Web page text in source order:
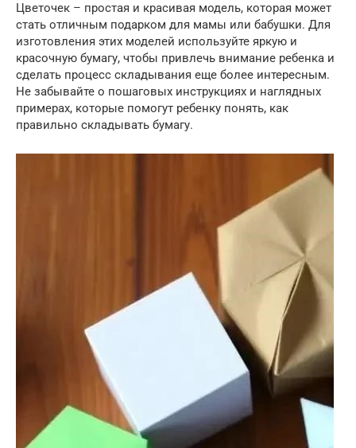
Цветочек – простая и красивая модель, которая может
стать отличным подарком для мамы или бабушки. Для
изготовления этих моделей используйте яркую и
красочную бумагу, чтобы привлечь внимание ребенка и
сделать процесс складывания еще более интересным.
Не забывайте о пошаговых инструкциях и наглядных
примерах, которые помогут ребенку понять, как
правильно складывать бумагу.